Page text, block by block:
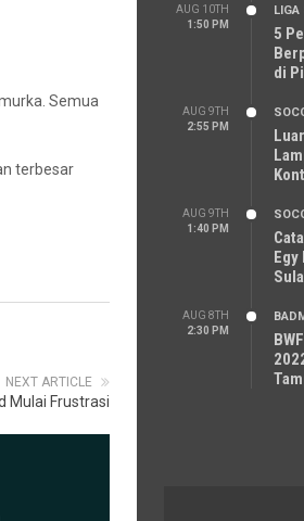
Semua
terbesar
NEXT ARTICLE
Mulai Frustrasi
AUG 10TH
1:50 PM
LIGA
5
di
AUG 9TH
2:55 PM
AUG 9TH
1:40 PM
Egy
AUG 8TH
2:30 PM